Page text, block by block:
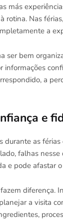
más
rotina. Nas
a
ser bem
a
e
durante as
falhas
e pode afastar
diferença.
a visita